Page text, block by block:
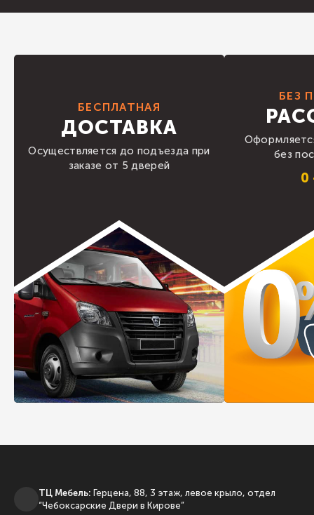
БЕСПЛАТНАЯ
ДОСТАВКА
Осуществляется до подъезда при
заказе от 5 дверей
БЕЗ
без
0
ТЦ Мебель: Герцена, 88, 3 этаж, левое крыло, отдел
“Чебоксарские Двери в Кирове”